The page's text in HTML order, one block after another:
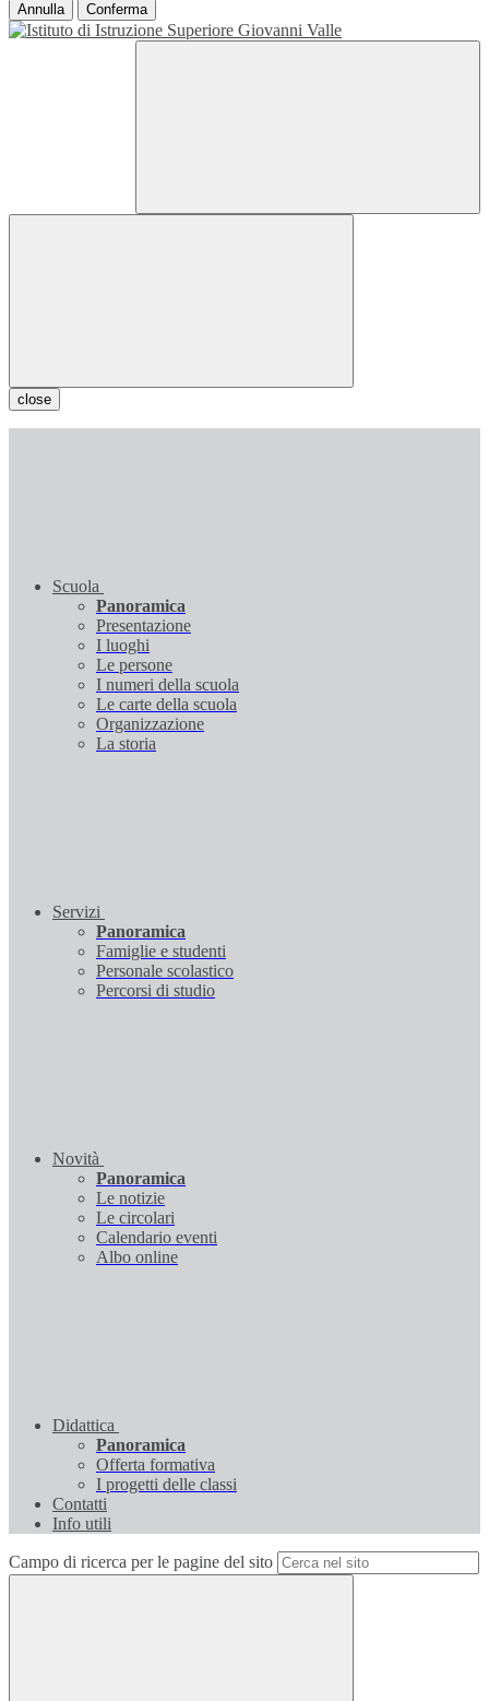
Annulla Conferma
close
Scuola
Panoramica
Presentazione
I luoghi
Le persone
I numeri della scuola
Le carte della scuola
Organizzazione
La storia
Servizi
Panoramica
Famiglie e studenti
Personale scolastico
Percorsi di studio
Novità
Panoramica
Le notizie
Le circolari
Calendario eventi
Albo online
Didattica
Panoramica
Offerta formativa
I progetti delle classi
Contatti
Info utili
Campo di ricerca per le pagine del sito